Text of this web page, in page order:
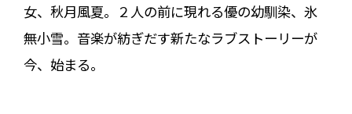
女、秋月風夏。２人の前に現れる優の幼馴染、氷
無小雪。音楽が紡ぎだす新たなラブストーリーが
今、始まる――。